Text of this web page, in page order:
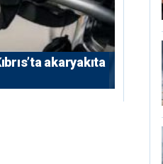
akaryakıta